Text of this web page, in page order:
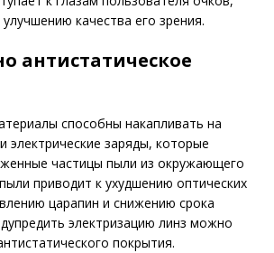
качества его зрения.
антистатическое
способны накапливать на
электрические заряды, которые
частицы пыли из окружающего
приводит к ухудшению оптических
царапин и снижению срока
электризацию линз можно
покрытия.